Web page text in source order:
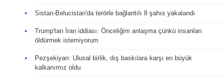
Sistan-Belucistan'da terörle bağlantılı 8 şahıs yakalandı
Trump'tan İran iddiası: Önceliğim anlaşma çünkü insanları
öldürmek istemiyorum
Pezşekiyan: Ulusal birlik, dış baskılara karşı en büyük
kalkanımız oldu